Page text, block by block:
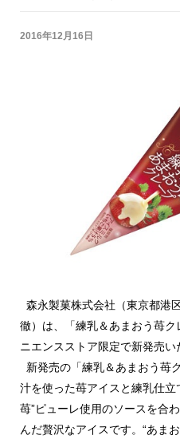
2016年12月16日
森永製菓株式会社（東京都港
徹）は、「練乳＆あまおう苺
ニエンスストア限定で新発売い
新発売の「練乳＆あまおう苺
汁を使った苺アイスと練乳仕立
苺”ピューレ使用のソースを合
んだ贅沢なアイスです。“あま